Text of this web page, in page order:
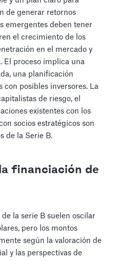
de generar retornos
emergentes deben tener
el crecimiento de los
en el mercado y
El proceso implica una
una planificación
con posibles inversores. La
de riesgo, el
existentes con los
socios estratégicos son
de la Serie B.
financiación de
la serie B suelen oscilar
pero los montos
según la valoración de
y las perspectivas de